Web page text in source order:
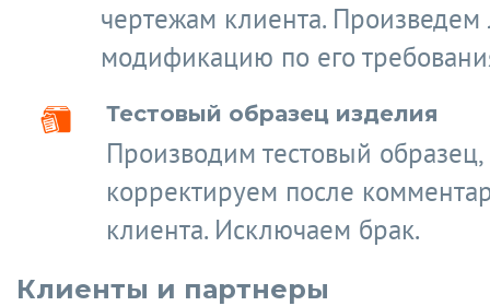
чертежам клиента.
модификацию по его
Тестовый образец изделия
Производим тестовый образец,
корректируем после
клиента. Исключаем брак.
Клиенты и партнеры